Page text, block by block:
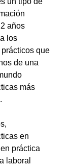
años
los
que
de una
más
en
práctica
laboral